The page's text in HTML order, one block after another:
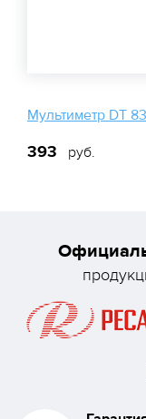
Мультиметр DT
393 руб.